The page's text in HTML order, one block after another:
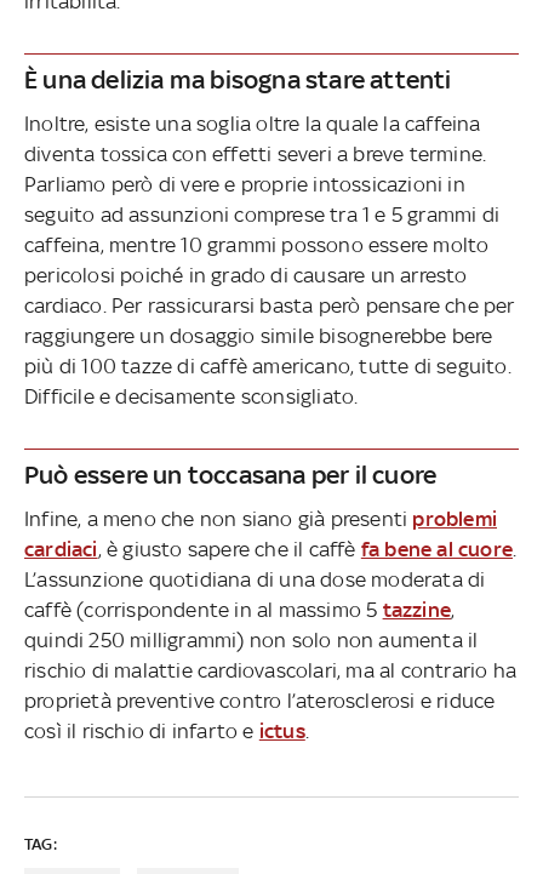
È una delizia ma bisogna stare attenti
Inoltre, esiste una soglia oltre la quale la caffeina
diventa tossica con effetti severi a breve termine.
Parliamo però di vere e proprie intossicazioni in
seguito ad assunzioni comprese tra 1 e 5 grammi di
caffeina, mentre 10 grammi possono essere molto
pericolosi poiché in grado di causare un arresto
cardiaco. Per rassicurarsi basta però pensare che per
raggiungere un dosaggio simile bisognerebbe bere
più di 100 tazze di caffè americano, tutte di seguito.
Difficile e decisamente sconsigliato.
Può essere un toccasana per il cuore
Infine, a meno che non siano già presenti problemi
cardiaci, è giusto sapere che il caffè fa bene al cuore
L’assunzione quotidiana di una dose moderata di
caffè (corrispondente in al massimo 5 tazzine,
quindi 250 milligrammi) non solo non aumenta il
rischio di malattie cardiovascolari, ma al contrario ha
proprietà preventive contro l’aterosclerosi e riduce
così il rischio di infarto e ictus.
TAG: